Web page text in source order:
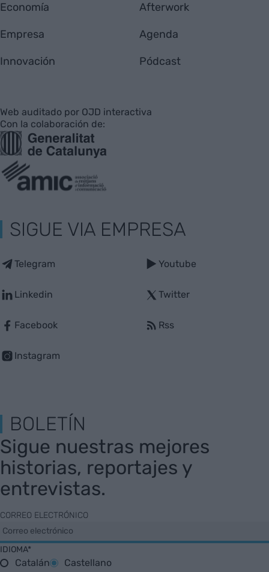
Economía
Empresa
Innovación
Afterwork
Agenda
Pódcast
Web auditado por OJD interactiva
Con la colaboración de:
SIGUE VIA EMPRESA
Telegram
Linkedin
Facebook
Instagram
Youtube
Twitter
Rss
BOLETÍN
Sigue nuestras mejores
historias, reportajes y
entrevistas.
CORREO ELECTRÓNICO
IDIOMA*
Catalán
Castellano